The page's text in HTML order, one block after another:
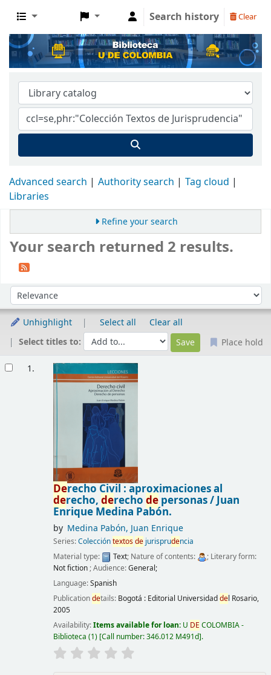
Search history Clear
Advanced search Authority search
Tag cloud
Libraries
Refine your search
Your search returned 2 results.
Sort by:
Unhighlight Select all
Clear all
Select titles to:
Place hold
1.
Derecho Civil : aproximaciones al
derecho, derecho depersonas /Juan
Enrique Medina Pabón.
by Medina Pabón, Juan Enrique
Series:Coleccióntextosdejurisprudencia
Material type:
Text; Nature of contents:
; Literary form:
Not fiction; Audience:General;
Language:Spanish
Publicationdetails: Bogotá : Editorial Universidaddel Rosario,
2005
Availability:Items available for loan: U DE COLOMBIA -
Biblioteca (1) Call number:346.012 M491d .